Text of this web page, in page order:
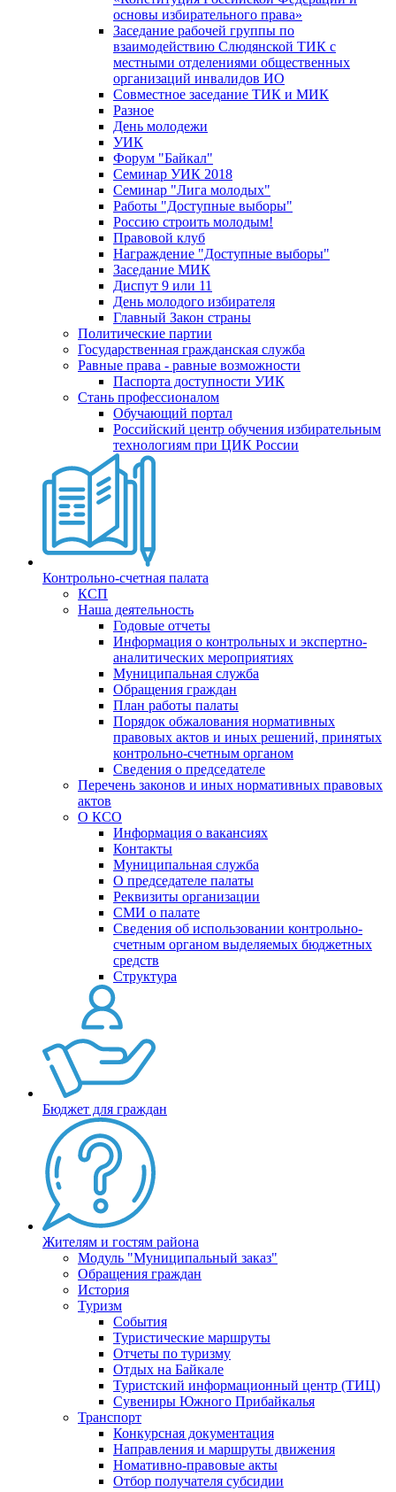
основы избирательного права»
Заседание рабочей группы по
взаимодействию Слюдянской ТИК с
местными отделениями общественных
организаций инвалидов ИО
Совместное заседание ТИК и МИК
Разное
День молодежи
УИК
Форум "Байкал"
Семинар УИК 2018
Семинар "Лига молодых"
Работы "Доступные выборы"
Россию строить молодым!
Правовой клуб
Награждение "Доступные выборы"
Заседание МИК
Диспут 9 или 11
День молодого избирателя
Главный Закон страны
Политические партии
Государственная гражданская служба
Равные права - равные возможности
Паспорта доступности УИК
Стань профессионалом
Обучающий портал
Российский центр обучения избирательным
технологиям при ЦИК России
Контрольно-счетная палата
КСП
Наша деятельность
Годовые отчеты
Информация о контрольных и экспертно-
аналитических мероприятиях
Муниципальная служба
Обращения граждан
План работы палаты
Порядок обжалования нормативных
правовых актов и иных решений, принятых
контрольно-счетным органом
Сведения о председателе
Перечень законов и иных нормативных правовых
актов
О КСО
Информация о вакансиях
Контакты
Муниципальная служба
О председателе палаты
Реквизиты организации
СМИ о палате
Сведения об использовании контрольно-
счетным органом выделяемых бюджетных
средств
Структура
Бюджет для граждан
Жителям и гостям района
Модуль "Муниципальный заказ"
Обращения граждан
История
Туризм
События
Туристические маршруты
Отчеты по туризму
Отдых на Байкале
Туристский информационный центр (ТИЦ)
Сувениры Южного Прибайкалья
Транспорт
Конкурсная документация
Направления и маршруты движения
Номативно-правовые акты
Отбор получателя субсидии